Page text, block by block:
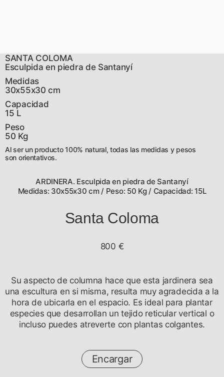
SANTA COLOMA
Esculpida en piedra de Santanyí
Medidas
30x55x30 cm
Capacidad
15 L
Peso
50 Kg
Al ser un producto 100% natural, todas las medidas y pesos
son orientativos.
ARDINERA. Esculpida en piedra de Santanyí
Medidas: 30x55x30 cm / Peso: 50 Kg / Capacidad: 15L
Santa Coloma
800 €
Su aspecto de columna hace que esta jardinera sea
una escultura en si misma, resulta muy agradecida a la
hora de ubicarla en el espacio. Es ideal para plantar
especies que desarrollan un tejido reticular vertical o
incluso puedes atreverte con plantas colgantes.
Encargar